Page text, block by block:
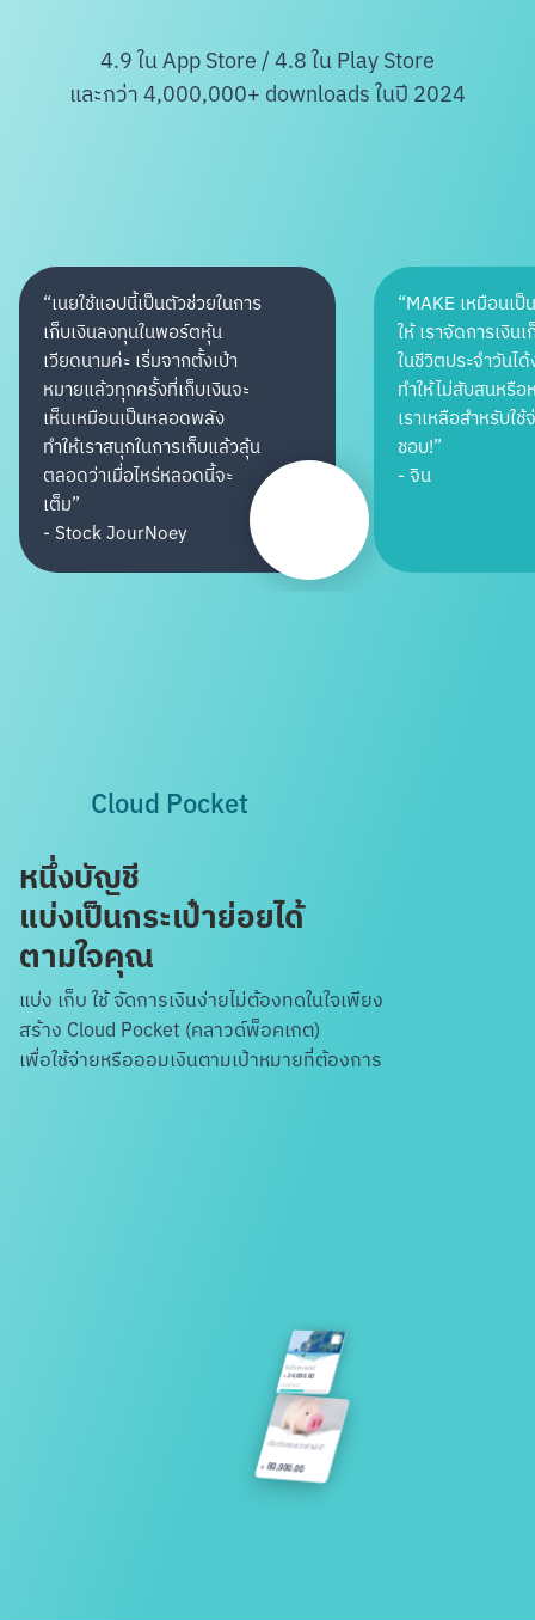
4.9 ใน App Store / 4.8 ใน Play Store
และกว่า 4,000,000+ downloads ในปี 2024
“เนยใช้แอปนี้เป็นตัวช่วยในการ
เก็บเงินลงทุนในพอร์ตหุ้น
เวียดนามค่ะ เริ่มจากตั้งเป้า
หมายแล้วทุกครั้งที่เก็บเงินจะ
เห็นเหมือนเป็นหลอดพลัง
ทำให้เราสนุกในการเก็บแล้วลุ้น
ตลอดว่าเมื่อไหร่หลอดนี้จะ
เต็ม”
- Stock JourNoey
“MAKE เหมือนเ
ให้ เราจัดการเงิน
ในชีวิตประจำวันไ
ทำให้ไม่สับสนหรื
เราเหลือสำหรับใ
ชอบ!”
- จิน
Cloud Pocket
หนึ่งบัญชี
แบ่งเป็นกระเป๋าย่อยได้
ตามใจคุณ
แบ่ง เก็บ ใช้ จัดการเงินง่ายไม่ต้องทดในใจเพียง
สร้าง Cloud Pocket (คลาวด์พ็อคเกต)
เพื่อใช้จ่ายหรือออมเงินตามเป้าหมายที่ต้องการ
4
ไปเที่ยวทะเลกัน!
฿24,000.00
/48,000.00
เงินเก็บของเราห้ามใช้!
฿ 80,000.00